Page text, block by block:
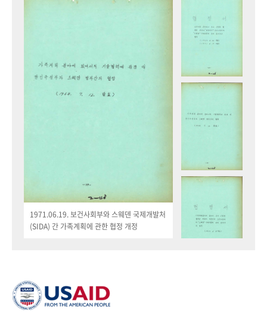
1971.06.19. 보건사회부와 스웨덴 국제개발처
(SIDA) 간 가족계획에 관한 협정 개정